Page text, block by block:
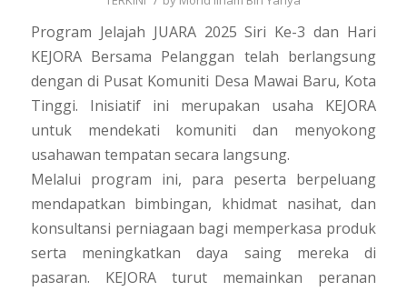
Program Jelajah JUARA 2025 Siri Ke-3 dan Hari
KEJORA Bersama Pelanggan telah berlangsung
dengan di Pusat Komuniti Desa Mawai Baru, Kota
Tinggi. Inisiatif ini merupakan usaha KEJORA
untuk mendekati komuniti dan menyokong
usahawan tempatan secara langsung.
Melalui program ini, para peserta berpeluang
mendapatkan bimbingan, khidmat nasihat, dan
konsultansi perniagaan bagi memperkasa produk
serta meningkatkan daya saing mereka di
pasaran. KEJORA turut memainkan peranan